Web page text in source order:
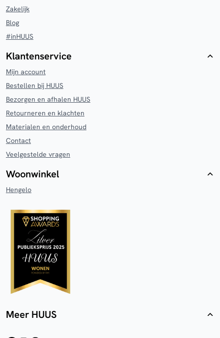
Zakelijk
Blog
#inHUUS
Klantenservice
Mijn account
Bestellen bij HUUS
Bezorgen en afhalen HUUS
Retourneren en klachten
Materialen en onderhoud
Contact
Veelgestelde vragen
Woonwinkel
Hengelo
Meer HUUS